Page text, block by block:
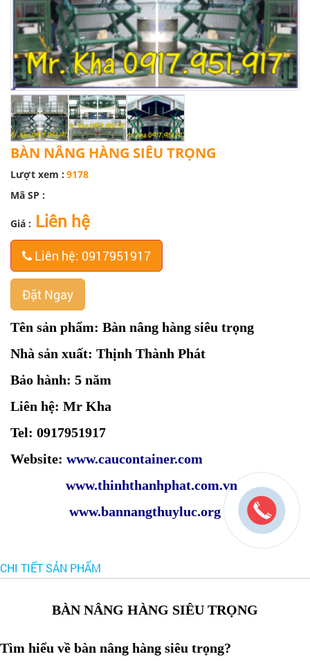
BÀN NÂNG HÀNG SIÊU TRỌNG
Lượt xem : 9178
Mã SP :
Giá : Liên hệ
Liên hệ: 0917951917
Đặt Ngay
Tên sản phẩm: Bàn nâng hàng siêu trọng
Nhà sản xuất: Thịnh Thành Phát
Bảo hành: 5 năm
Liên hệ: Mr Kha
Tel: 0917951917
Website: www.caucontainer.com
www.thinhthanhphat.com.vn
www.bannangthuyluc.org
CHI TIẾT SẢN PHẨM
BÀN NÂNG HÀNG SIÊU TRỌNG
Tìm hiểu về bàn nâng hàng siêu trọng?